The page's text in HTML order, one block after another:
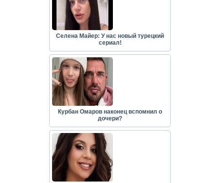
Селена Майер: У нас новый турецкий
сериал!
Курбан Омаров наконец вспомнил о
дочери?